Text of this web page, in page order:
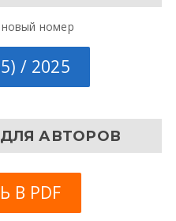
номер
/ 2025
АВТОРОВ
В PDF